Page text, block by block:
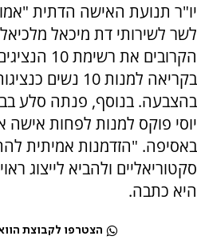
יו"ר תנועת האישה הדתית
לשר לשירותי דת מיכאל
הקרובים
בקריאה למנות 10
בהצבעה. בנוסף, פנתה סלע
יוסי פוקס למנות לפחות
באסיפה. "הזדמנות אמיתית
סקטוריאליים ולהביא לייצוג
היא כתבה.
הצטרפו לקבוצת